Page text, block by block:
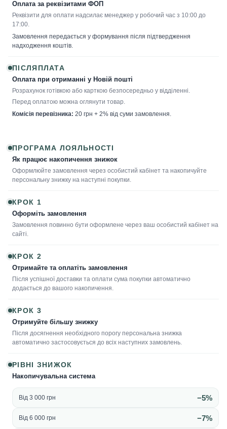
Оплата за реквізитами ФОП
Реквізити для оплати надсилає менеджер у робочий час з 10:00 до
17:00.
Замовлення передається у формування після підтвердження
надходження коштів.
ПІСЛЯПЛАТА
Оплата при отриманні у Новій пошті
Розрахунок готівкою або карткою безпосередньо у відділенні.
Перед оплатою можна оглянути товар.
Комісія перевізника: 20 грн + 2% від суми замовлення.
ПРОГРАМА ЛОЯЛЬНОСТІ
Як працює накопичення знижок
Оформлюйте замовлення через особистий кабінет та накопичуйте
персональну знижку на наступні покупки.
КРОК 1
Оформіть замовлення
Замовлення повинно бути оформлене через ваш особистий кабінет на
сайті.
КРОК 2
Отримайте та оплатіть замовлення
Після успішної доставки та оплати сума покупки автоматично
додається до вашого накопичення.
КРОК 3
Отримуйте більшу знижку
Після досягнення необхідного порогу персональна знижка
автоматично застосовується до всіх наступних замовлень.
РІВНІ ЗНИЖОК
Накопичувальна система
Від 3 000 грн −5%
Від 6 000 грн −7%